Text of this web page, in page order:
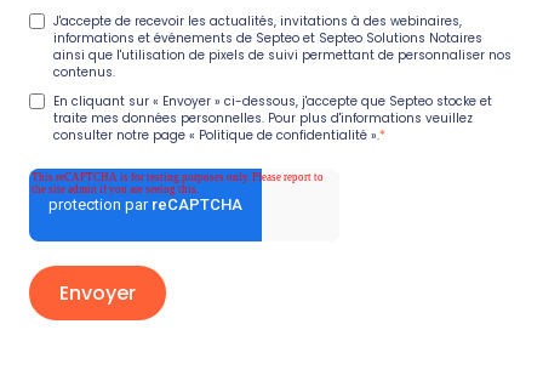
J'accepte de recevoir les actualités, invitations à des webinaires,
informations et événements de Septeo et Septeo Solutions Notaires
ainsi que l'utilisation de pixels de suivi permettant de personnaliser nos
contenus.
En cliquant sur « Envoyer » ci-dessous, j'accepte que Septeo stocke et
traite mes données personnelles. Pour plus d'informations veuillez
consulter notre page « Politique de confidentialité ».*